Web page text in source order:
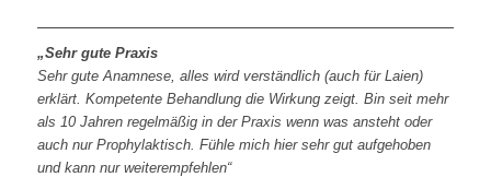
„Sehr gute Praxis
Sehr gute Anamnese, alles wird verständlich (auch für Laien)
erklärt. Kompetente Behandlung die Wirkung zeigt. Bin seit mehr
als 10 Jahren regelmäßig in der Praxis wenn was ansteht oder
auch nur Prophylaktisch. Fühle mich hier sehr gut aufgehoben
und kann nur weiterempfehlen“